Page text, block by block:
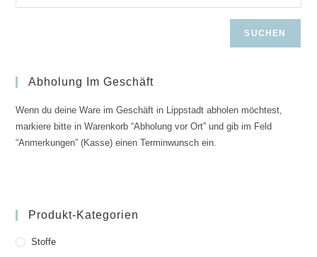
SUCHEN
Abholung Im Geschäft
Wenn du deine Ware im Geschäft in Lippstadt abholen möchtest,
markiere bitte in Warenkorb “Abholung vor Ort” und gib im Feld
“Anmerkungen” (Kasse) einen Terminwunsch ein.
Produkt-Kategorien
Stoffe